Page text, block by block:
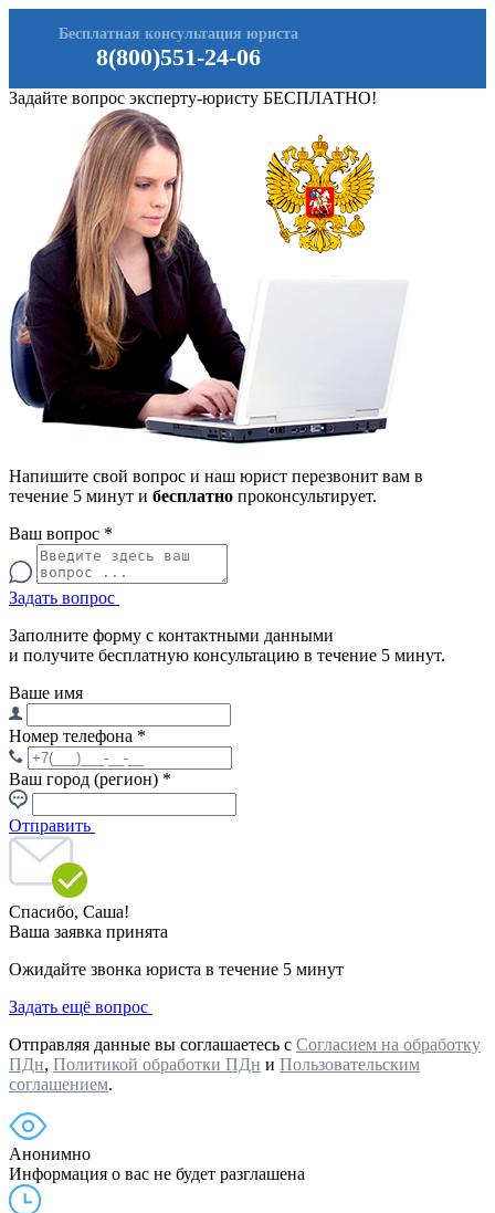
8(800)551-24-06
Бесплатная консультация юриста
Задайте вопрос эксперту-юристу БЕСПЛАТНО!
Напишите свой вопрос и наш юрист перезвонит вам в
течение 5 минут и бесплатно проконсультирует.
Ваш вопрос *
Задать вопрос
Заполните форму с контактными данными
и получите бесплатную консультацию в течение 5 минут.
Ваше имя
Номер телефона *
Ваш город (регион) *
Отправить
Спасибо, Саша!
Ваша заявка принята
Ожидайте звонка юриста в течение 5 минут
Задать ещё вопрос
Отправляя данные вы соглашаетесь с Согласием на обработку
ПДн, Политикой обработки ПДн и Пользовательским
соглашением.
Анонимно
Информация о вас не будет разглашена